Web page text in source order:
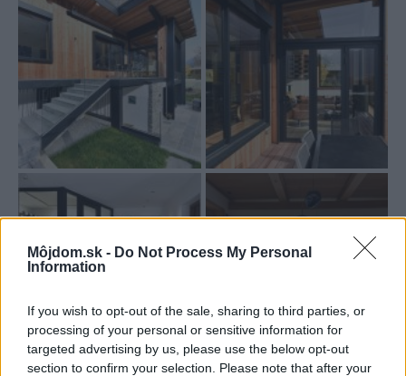
Môjdom.sk - Do Not Process My Personal
Information
If you wish to opt-out of the sale, sharing to third parties, or
processing of your personal or sensitive information for
targeted advertising by us, please use the below opt-out
section to confirm your selection. Please note that after your
19